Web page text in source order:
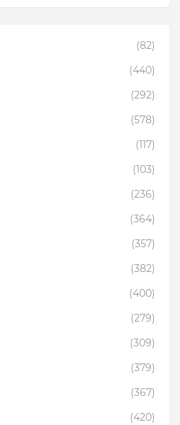
(82)
(440)
(292)
(578)
(117)
(103)
(236)
(364)
(357)
(382)
(400)
(279)
(309)
(379)
(367)
(420)